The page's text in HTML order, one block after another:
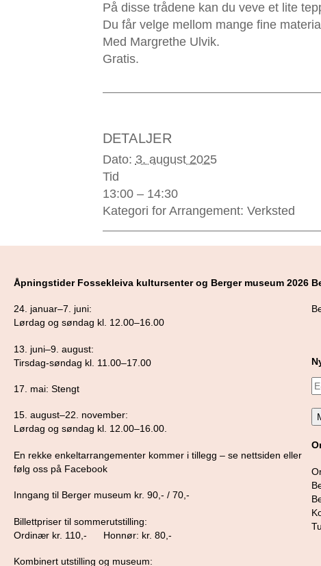
På disse trådene kan du veve et lite
Du får velge mellom mange fine
Med Margrethe Ulvik.
Gratis.
DETALJER
Dato: 3. august 2025
Tid
13:00 – 14:30
Kategori for Arrangement: Verksted
Åpningstider Fossekleiva kultursenter og Berger museum 2026
24. januar–7. juni:
Lørdag og søndag kl. 12.00–16.00
13. juni–9. august:
Tirsdag-søndag kl. 11.00–17.00
17. mai: Stengt
15. august–22. november:
Lørdag og søndag kl. 12.00–16.00.
En rekke enkeltarrangementer kommer i tillegg – se nettsiden eller
følg oss på Facebook
Inngang til Berger museum kr. 90,- / 70,-
Billettpriser til sommerutstilling:
Ordinær kr. 110,- Honnør: kr. 80,-
Kombinert utstilling og museum: